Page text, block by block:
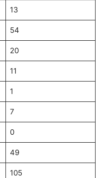
13
54
20
11
1
7
0
49
105